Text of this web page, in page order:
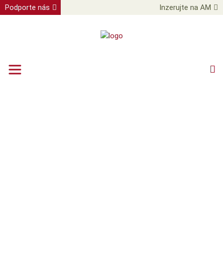
Podporte nás Inzerujte na AM